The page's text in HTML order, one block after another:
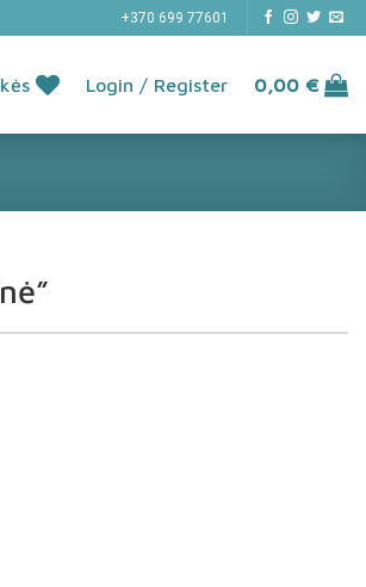
+370 699 77601
Login / Register 0,00 €